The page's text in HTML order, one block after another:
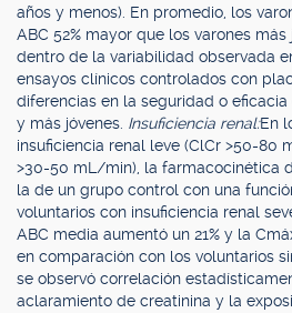
años y menos). En promedio, los
ABC 52% mayor que los varones
dentro de la variabilidad observada
ensayos clínicos controlados con
diferencias en la seguridad o
y más jóvenes. Insuficiencia renal:En
insuficiencia renal leve (ClCr >50-80
>30-50 mL/min), la farmacocinética
la de un grupo control con una
voluntarios con insuficiencia renal
ABC media aumentó un 21% y la
en comparación con los voluntarios
se observó correlación
aclaramiento de creatinina y la